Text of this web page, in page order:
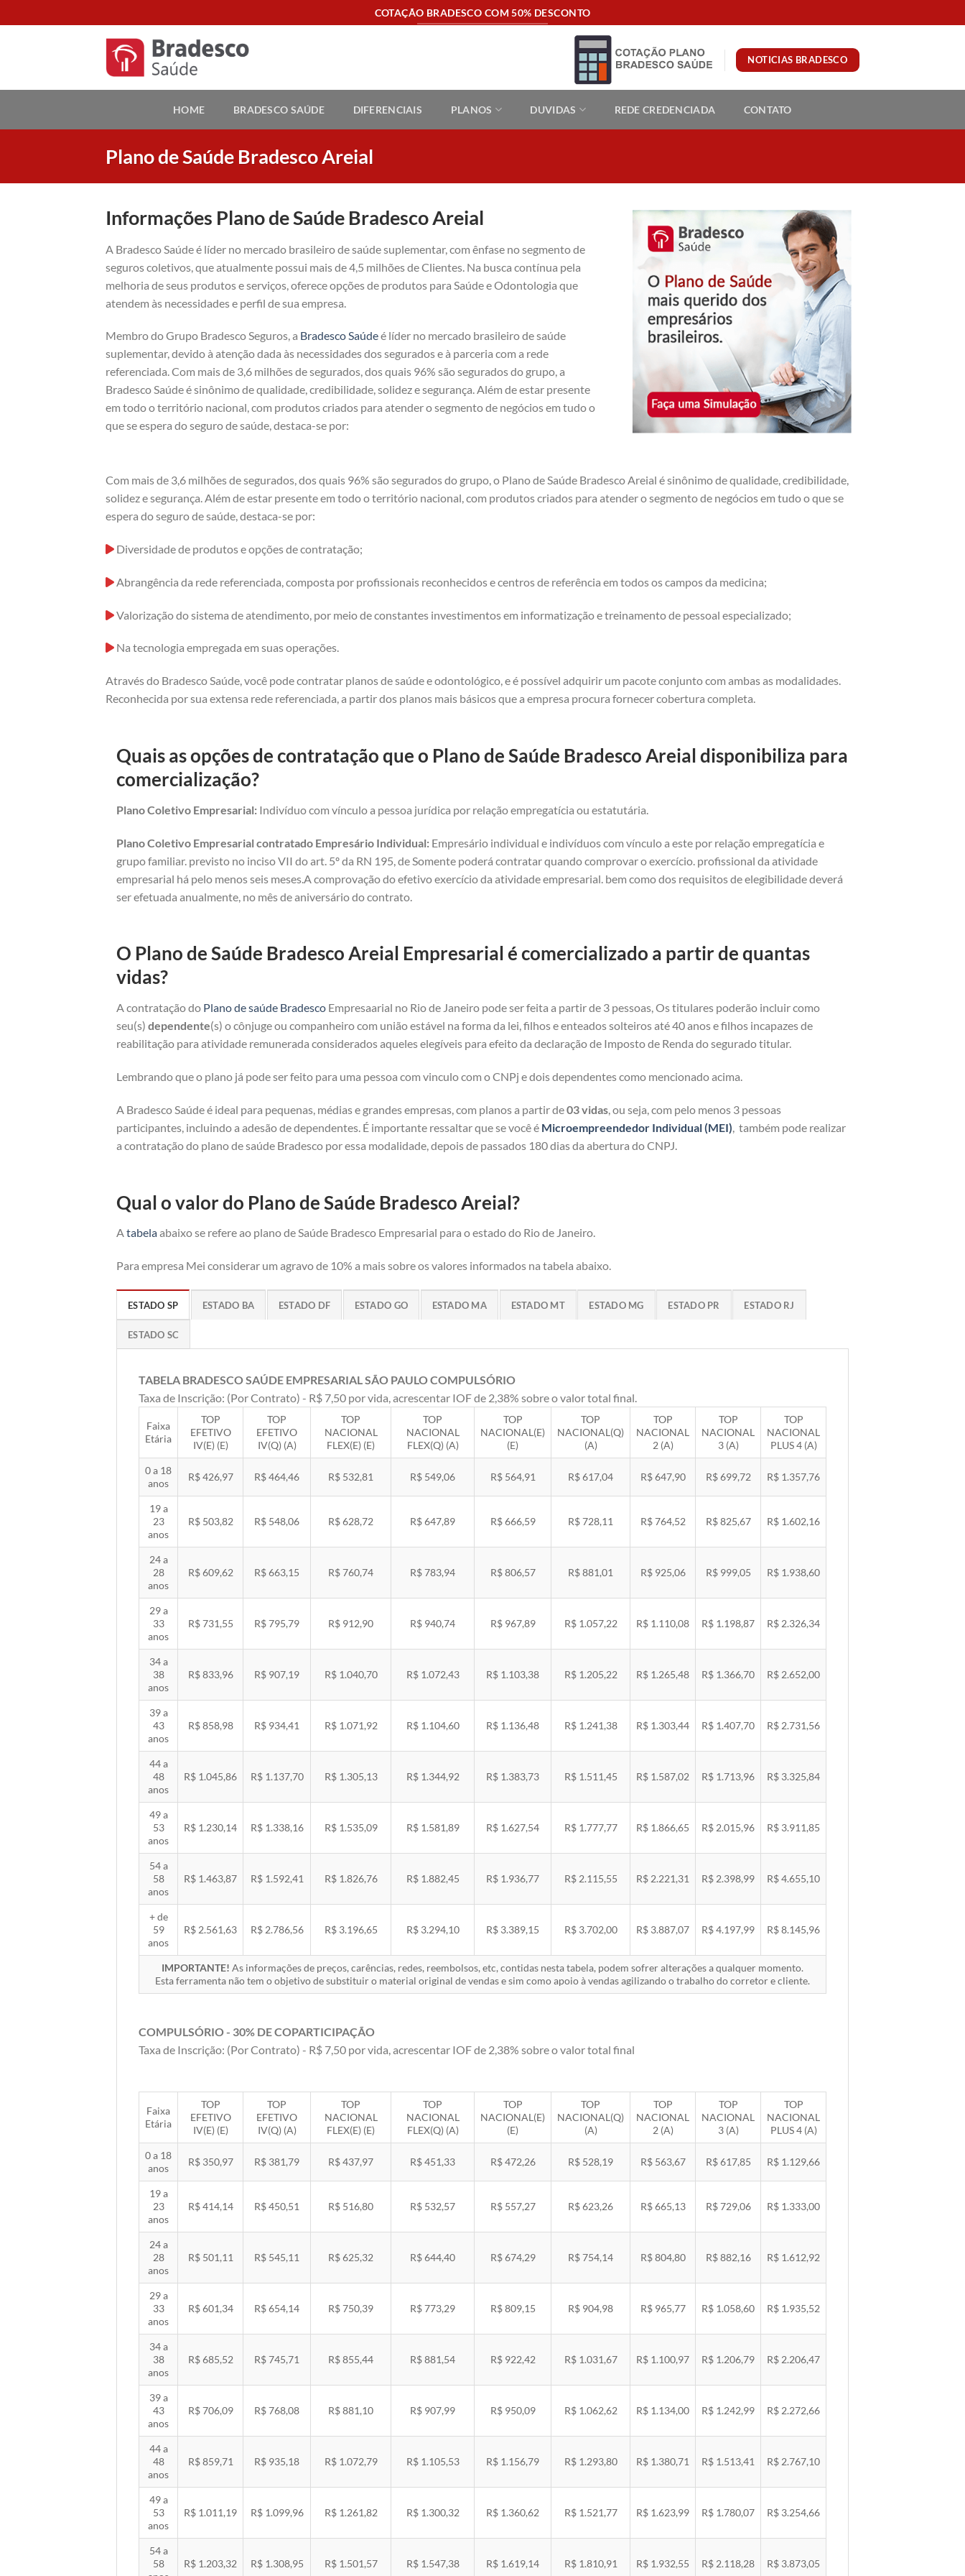
to
COTAÇÃO BRADESCO COM 50% DESCONTO
NOTICIAS BRADESCO
HOME BRADESCO SAÚDE DIFERENCIAIS PLANOS DUVIDAS REDE CREDENCIADA CONTATO
Plano de Saúde Bradesco Areial
Informações Plano de Saúde Bradesco Areial
A Bradesco Saúde é líder no mercado brasileiro de saúde suplementar, com ênfase no segmento de
seguros coletivos, que atualmente possui mais de 4,5 milhões de Clientes. Na busca contínua pela
melhoria de seus produtos e serviços, oferece opções de produtos para Saúde e Odontologia que
atendem às necessidades e perfil de sua empresa.
Membro do Grupo Bradesco Seguros, a Bradesco Saúdeé líder no mercado brasileiro de saúde
suplementar, devido à atenção dada às necessidades dos segurados e à parceria com a rede
referenciada. Com mais de 3,6 milhões de segurados, dos quais 96% são segurados do grupo, a
Bradesco Saúde é sinônimo de qualidade, credibilidade, solidez e segurança. Além de estar presente
em todo o território nacional, com produtos criados para atender o segmento de negócios em tudo o
que se espera do seguro de saúde, destaca-se por:
Com mais de 3,6 milhões de segurados, dos quais 96% são segurados do grupo, o Plano de Saúde Bradesco Areial é sinônimo de qualidade, credibilidade,
solidez e segurança. Além de estar presente em todo o território nacional, com produtos criados para atender o segmento de negócios em tudo o que se
espera do seguro de saúde, destaca-se por:
Diversidade de produtos e opções de contratação;
Abrangência da rede referenciada, composta por profissionais reconhecidos e centros de referência em todos os campos da medicina;
Valorização do sistema de atendimento, por meio de constantes investimentos em informatização e treinamento de pessoal especializado;
Na tecnologia empregada em suas operações.
Através do Bradesco Saúde, você pode contratar planos de saúde e odontológico, e é possível adquirir um pacote conjunto com ambas as modalidades.
Reconhecida por sua extensa rede referenciada, a partir dos planos mais básicos que a empresa procura fornecer cobertura completa.
Quais as opções de contratação que o Plano de Saúde Bradesco Areial disponibiliza para
comercialização?
Plano Coletivo Empresarial: Indivíduo com vínculo a pessoa jurídica por relação empregatícia ou estatutária.
Plano Coletivo Empresarial contratado Empresário Individual: Empresário individual e indivíduos com vínculo a este por relação empregatícia e
grupo familiar. previsto no inciso VII do art. 5º da RN 195, de Somente poderá contratar quando comprovar o exercício. profissional da atividade
empresarial há pelo menos seis meses.A comprovação do efetivo exercício da atividade empresarial. bem como dos requisitos de elegibilidade deverá
ser efetuada anualmente, no mês de aniversário do contrato.
O Plano de Saúde Bradesco Areial Empresarial é comercializado a partir de quantas
vidas?
A contratação do Plano de saúde Bradesco Empresaarial no Rio de Janeiro pode ser feita a partir de 3 pessoas, Os titulares poderão incluir como
seu(s) dependente(s) o cônjuge ou companheiro com união estável na forma da lei, filhos e enteados solteiros até 40 anos e filhos incapazes de
reabilitação para atividade remunerada considerados aqueles elegíveis para efeito da declaração de Imposto de Renda do segurado titular.
Lembrando que o plano já pode ser feito para uma pessoa com vinculo com o CNPj e dois dependentes como mencionado acima.
A Bradesco Saúde é ideal para pequenas, médias e grandes empresas, com planos a partir de03 vidas , ou seja, com pelo menos 3 pessoas
participantes, incluindo a adesão de dependentes. É importante ressaltar que se você é Microempreendedor Individual (MEI) , também pode realizar
a contratação do plano de saúde Bradesco por essa modalidade, depois de passados 180 dias da abertura do CNPJ.
Qual o valor do Plano de Saúde Bradesco Areial?
Atabelaabaixo se refere ao plano de Saúde Bradesco Empresarial para o estado do Rio de Janeiro.
Para empresa Mei considerar um agravo de 10% a mais sobre os valores informados na tabela abaixo.
ESTADO SP ESTADO BA ESTADO DF ESTADO GO ESTADO MA ESTADO MT ESTADO MG ESTADO PR ESTADO RJ
ESTADO SC
TABELA BRADESCO SAÚDE EMPRESARIAL SÃO PAULO COMPULSÓRIO
Taxa de Inscrição: (Por Contrato) - R$ 7,50 por vida, acrescentar IOF de 2,38% sobre o valor total final.
Faixa
Etária
TOP
EFETIVO
IV(E) (E)
TOP
EFETIVO
IV(Q) (A)
TOP
NACIONAL
FLEX(E) (E)
TOP
NACIONAL
FLEX(Q) (A)
TOP
NACIONAL(E)
(E)
TOP
NACIONAL(Q)
(A)
TOP
NACIONAL
2 (A)
TOP
NACIONAL
3 (A)
TOP
NACIONAL
PLUS 4 (A)
0 a 18
anos
R$ 426,97 R$ 464,46 R$ 532,81 R$ 549,06 R$ 564,91 R$ 617,04 R$ 647,90 R$ 699,72 R$ 1.357,76
19 a
23
anos
R$ 503,82 R$ 548,06 R$ 628,72 R$ 647,89 R$ 666,59 R$ 728,11 R$ 764,52 R$ 825,67 R$ 1.602,16
24 a
28
anos
R$ 609,62 R$ 663,15 R$ 760,74 R$ 783,94 R$ 806,57 R$ 881,01 R$ 925,06 R$ 999,05 R$ 1.938,60
29 a
33
anos
R$ 731,55 R$ 795,79 R$ 912,90 R$ 940,74 R$ 967,89 R$ 1.057,22 R$ 1.110,08 R$ 1.198,87 R$ 2.326,34
34 a
38
anos
R$ 833,96 R$ 907,19 R$ 1.040,70 R$ 1.072,43 R$ 1.103,38 R$ 1.205,22 R$ 1.265,48 R$ 1.366,70 R$ 2.652,00
39 a
43
anos
R$ 858,98 R$ 934,41 R$ 1.071,92 R$ 1.104,60 R$ 1.136,48 R$ 1.241,38 R$ 1.303,44 R$ 1.407,70 R$ 2.731,56
44 a
48
anos
R$ 1.045,86 R$ 1.137,70 R$ 1.305,13 R$ 1.344,92 R$ 1.383,73 R$ 1.511,45 R$ 1.587,02 R$ 1.713,96 R$ 3.325,84
49 a
53
anos
R$ 1.230,14 R$ 1.338,16 R$ 1.535,09 R$ 1.581,89 R$ 1.627,54 R$ 1.777,77 R$ 1.866,65 R$ 2.015,96 R$ 3.911,85
54 a
58
anos
R$ 1.463,87 R$ 1.592,41 R$ 1.826,76 R$ 1.882,45 R$ 1.936,77 R$ 2.115,55 R$ 2.221,31 R$ 2.398,99 R$ 4.655,10
+ de
59
anos
R$ 2.561,63 R$ 2.786,56 R$ 3.196,65 R$ 3.294,10 R$ 3.389,15 R$ 3.702,00 R$ 3.887,07 R$ 4.197,99 R$ 8.145,96
IMPORTANTE! As informações de preços, carências, redes, reembolsos, etc, contidas nesta tabela, podem sofrer alterações a qualquer momento.
Esta ferramenta não tem o objetivo de substituir o material original de vendas e sim como apoio à vendas agilizando o trabalho do corretor e cliente.
COMPULSÓRIO - 30% DE COPARTICIPAÇÃO
Taxa de Inscrição: (Por Contrato) - R$ 7,50 por vida, acrescentar IOF de 2,38% sobre o valor total final
Faixa
Etária
TOP
EFETIVO
IV(E) (E)
TOP
EFETIVO
IV(Q) (A)
TOP
NACIONAL
FLEX(E) (E)
TOP
NACIONAL
FLEX(Q) (A)
TOP
NACIONAL(E)
(E)
TOP
NACIONAL(Q)
(A)
TOP
NACIONAL
2 (A)
TOP
NACIONAL
3 (A)
TOP
NACIONAL
PLUS 4 (A)
0 a 18
anos
R$ 350,97 R$ 381,79 R$ 437,97 R$ 451,33 R$ 472,26 R$ 528,19 R$ 563,67 R$ 617,85 R$ 1.129,66
19 a
23
anos
R$ 414,14 R$ 450,51 R$ 516,80 R$ 532,57 R$ 557,27 R$ 623,26 R$ 665,13 R$ 729,06 R$ 1.333,00
24 a
28
anos
R$ 501,11 R$ 545,11 R$ 625,32 R$ 644,40 R$ 674,29 R$ 754,14 R$ 804,80 R$ 882,16 R$ 1.612,92
29 a
33
anos
R$ 601,34 R$ 654,14 R$ 750,39 R$ 773,29 R$ 809,15 R$ 904,98 R$ 965,77 R$ 1.058,60 R$ 1.935,52
34 a
38
anos
R$ 685,52 R$ 745,71 R$ 855,44 R$ 881,54 R$ 922,42 R$ 1.031,67 R$ 1.100,97 R$ 1.206,79 R$ 2.206,47
39 a
43
anos
R$ 706,09 R$ 768,08 R$ 881,10 R$ 907,99 R$ 950,09 R$ 1.062,62 R$ 1.134,00 R$ 1.242,99 R$ 2.272,66
44 a
48
anos
R$ 859,71 R$ 935,18 R$ 1.072,79 R$ 1.105,53 R$ 1.156,79 R$ 1.293,80 R$ 1.380,71 R$ 1.513,41 R$ 2.767,10
49 a
53
anos
R$ 1.011,19 R$ 1.099,96 R$ 1.261,82 R$ 1.300,32 R$ 1.360,62 R$ 1.521,77 R$ 1.623,99 R$ 1.780,07 R$ 3.254,66
54 a
58
R$ 1.203,32 R$ 1.308,95 R$ 1.501,57 R$ 1.547,38 R$ 1.619,14 R$ 1.810,91 R$ 1.932,55 R$ 2.118,28 R$ 3.873,05